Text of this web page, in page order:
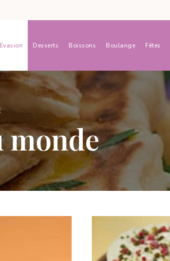
Evasion Desserts Boissons Boulange Fêtes
monde